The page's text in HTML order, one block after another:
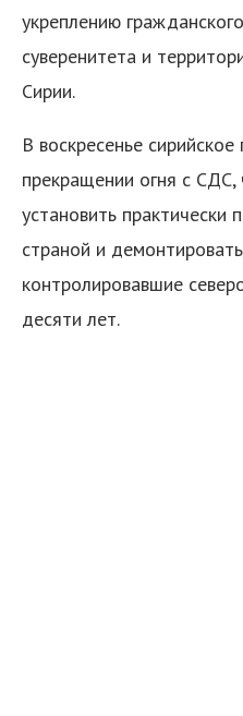
укреплению
суверенитета и
Сирии.
В воскресенье
прекращении огня с
установить практически
страной и
контролировавшие
десяти лет.